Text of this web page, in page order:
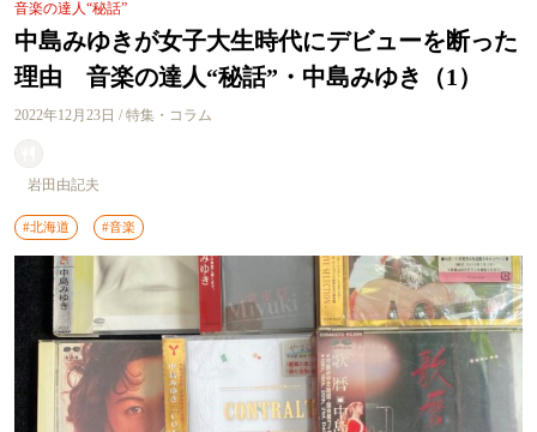
音楽の達人“秘話”
中島みゆきが女子大生時代にデビューを断った
理由 音楽の達人“秘話”・中島みゆき（1）
2022年12月23日 / 特集・コラム
岩田由記夫
#北海道 #音楽